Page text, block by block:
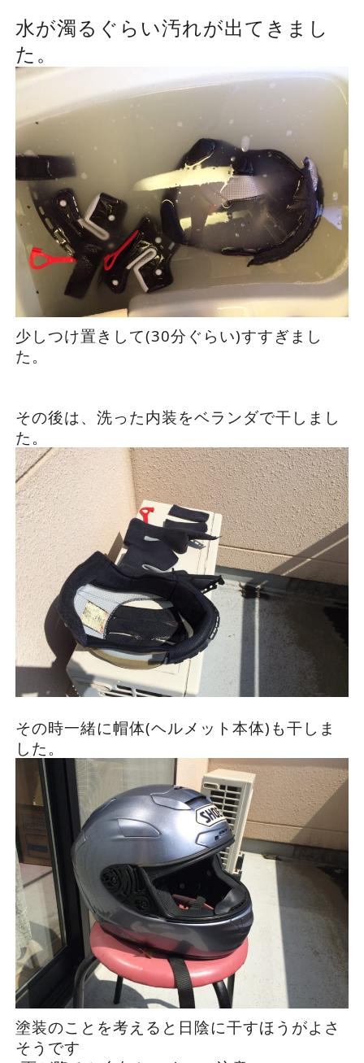
水が濁るぐらい汚れが出てきまし
た。
少しつけ置きして(30分ぐらい)すすぎまし
た。
その後は、洗った内装をベランダで干しまし
た。
その時一緒に帽体(ヘルメット本体)も干しま
した。
塗装のことを考えると日陰に干すほうがよさ
そうです